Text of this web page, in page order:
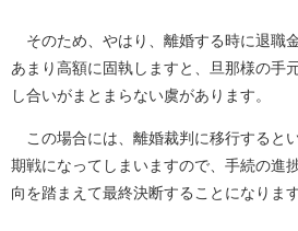
そのため、やはり、離婚する時に退職
あまり高額に固執しますと、旦那様の手
し合いがまとまらない虞があります。
この場合には、離婚裁判に移行すると
期戦になってしまいますので、手続の進
向を踏まえて最終決断することになります